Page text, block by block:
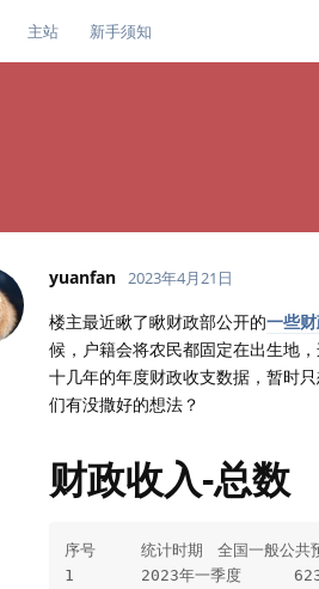
主站 新手须知
yuanfan 2023年4月21日
楼主最近瞅了瞅财政部公开的一些
候，户籍会将农民都固定在出生地
十几年的年度财政收支数据，暂时
们有没撒好的想法？
财政收入-总数
序号	统计时期	全国一般公共预算收入	中央一般公共预算收入	地方一般公共预算本级收入	全国税收收入	非税收入
1	2023年一季度	62341	27603	34738	51707	10634